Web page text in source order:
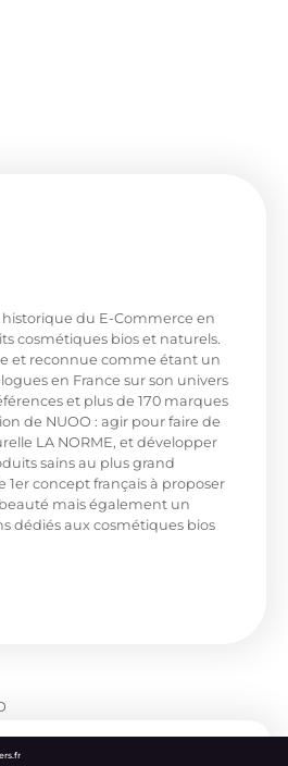
du E-Commerce en
cosmétiques bios et naturels.
et reconnue comme étant un
en France sur son univers
et plus de 170 marques
de NUOO : agir pour faire de
LA NORME, et développer
sains au plus grand
1er concept français à proposer
mais également un
dédiés aux cosmétiques bios